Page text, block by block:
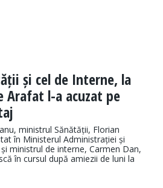
și cel de Interne, la
Arafat l-a acuzat pe
ministrul Sănătății, Florian
în Ministerul Administrației și
ministrul de interne, Carmen Dan,
în cursul după amiezii de luni la